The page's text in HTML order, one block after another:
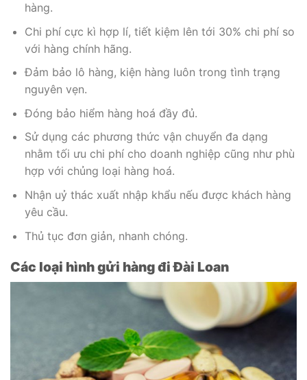
hàng.
Chi phí cực kì hợp lí, tiết kiệm lên tới 30% chi phí so
với hàng chính hãng.
Đảm bảo lô hàng, kiện hàng luôn trong tình trạng
nguyên vẹn.
Đóng bảo hiểm hàng hoá đầy đủ.
Sử dụng các phương thức vận chuyển đa dạng
nhằm tối ưu chi phí cho doanh nghiệp cũng như phù
hợp với chủng loại hàng hoá.
Nhận uỷ thác xuất nhập khẩu nếu được khách hàng
yêu cầu.
Thủ tục đơn giản, nhanh chóng.
Các loại hình gửi hàng đi Đài Loan